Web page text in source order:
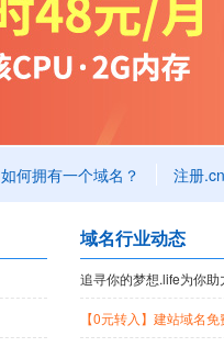
如何拥有一个域名？ 注册.cn
域名行业动态
追寻你的梦想.life为你助
【0元转入】建站域名